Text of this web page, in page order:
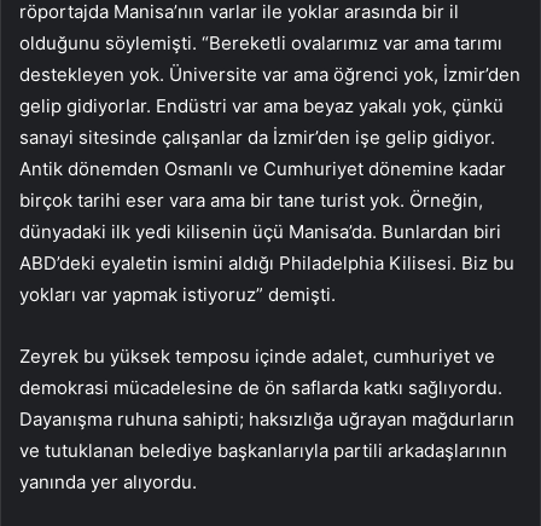
röportajda Manisa’nın varlar ile yoklar arasında bir il
olduğunu söylemişti. “Bereketli ovalarımız var ama tarımı
destekleyen yok. Üniversite var ama öğrenci yok, İzmir’den
gelip gidiyorlar. Endüstri var ama beyaz yakalı yok, çünkü
sanayi sitesinde çalışanlar da İzmir’den işe gelip gidiyor.
Antik dönemden Osmanlı ve Cumhuriyet dönemine kadar
birçok tarihi eser vara ama bir tane turist yok. Örneğin,
dünyadaki ilk yedi kilisenin üçü Manisa’da. Bunlardan biri
ABD’deki eyaletin ismini aldığı Philadelphia Kilisesi. Biz bu
yokları var yapmak istiyoruz” demişti.
Zeyrek bu yüksek temposu içinde adalet, cumhuriyet ve
demokrasi mücadelesine de ön saflarda katkı sağlıyordu.
Dayanışma ruhuna sahipti; haksızlığa uğrayan mağdurların
ve tutuklanan belediye başkanlarıyla partili arkadaşlarının
yanında yer alıyordu.